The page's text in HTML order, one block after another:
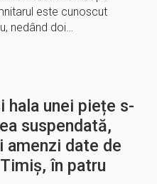
este cunoscut
nedând doi…
hala unei piețe s-
suspendată,
date de
în patru